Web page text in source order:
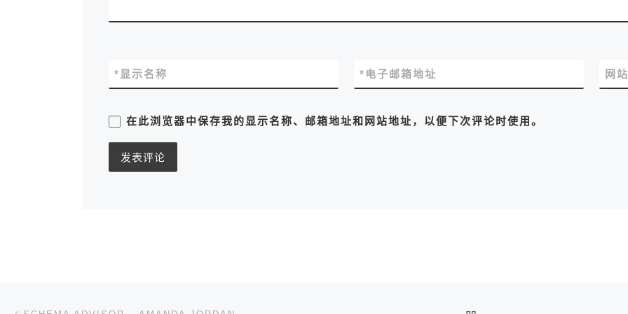
显示名称
* 电子邮箱地址
* 网
在此浏览器中保存我的显示名称、邮箱地址和网站地址，以便下次评论时使用。
文章导航